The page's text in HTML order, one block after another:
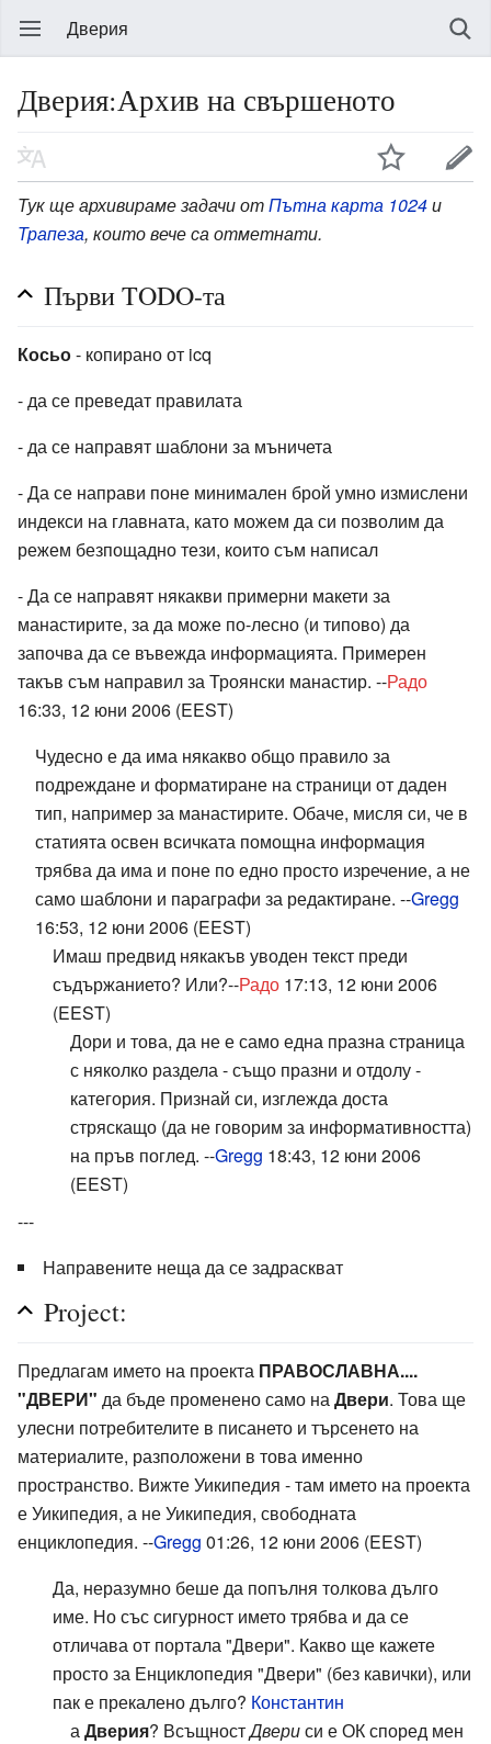
Дверия
Дверия:Архив на свършеното
Тук ще архивираме задачи отПътна карта 1024и
Трапеза, които вече са отметнати.
Първи TODO-та
Косьо- копирано от icq
- да се преведат правилата
- да се направят шаблони за мъничета
- Да се направи поне минимален брой умно измислени
индекси на главната, като можем да си позволим да
режем безпощадно тези, които съм написал
- Да се направят някакви примерни макети за
манастирите, за да може по-лесно (и типово) да
започва да се въвежда информацията. Примерен
такъв съм направил за Троянски манастир. --Радо
16:33, 12 юни 2006 (EEST)
Чудесно е да има някакво общо правило за
подреждане и форматиране на страници от даден
тип, например за манастирите. Обаче, мисля си, че в
статията освен всичката помощна информация
трябва да има и поне по едно просто изречение, а не
само шаблони и параграфи за редактиране. --Gregg
16:53, 12 юни 2006 (EEST)
Имаш предвид някакъв уводен текст преди
съдържанието? Или?--Радо 17:13, 12 юни 2006
(EEST)
Дори и това, да не е само една празна страница
с няколко раздела - също празни и отдолу -
категория. Признай си, изглежда доста
стряскащо (да не говорим за информативността)
на пръв поглед. --Gregg 18:43, 12 юни 2006
(EEST)
---
Направените неща да се задраскват
Project:
Предлагам името на проекта ПРАВОСЛАВНА....
"ДВЕРИ" да бъде променено само на Двери. Това ще
улесни потребителите в писането и търсенето на
материалите, разположени в това именно
пространство. Вижте Уикипедия - там името на проекта
е Уикипедия, а не Уикипедия, свободната
енциклопедия. --Gregg 01:26, 12 юни 2006 (EEST)
Да, неразумно беше да попълня толкова дълго
име. Но със сигурност името трябва и да се
отличава от портала "Двери". Какво ще кажете
просто за Енциклопедия "Двери" (без кавички), или
пак е прекалено дълго? Константин
а Дверия? ВсъщностДвериси е ОК според мен